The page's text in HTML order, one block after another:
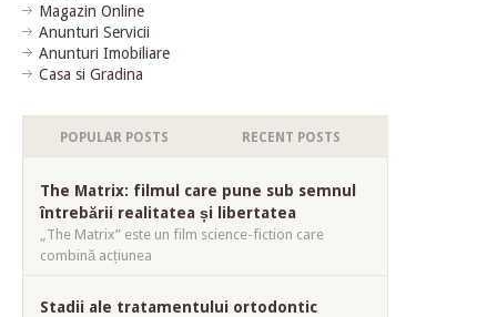
Magazin Online
Anunturi Servicii
Anunturi Imobiliare
Casa si Gradina
POPULAR POSTS RECENT POSTS
The Matrix: filmul care pune sub semnul
întrebării realitatea și libertatea
„The Matrix” este un film science-fiction care
combină acțiunea
Stadii ale tratamentului ortodontic